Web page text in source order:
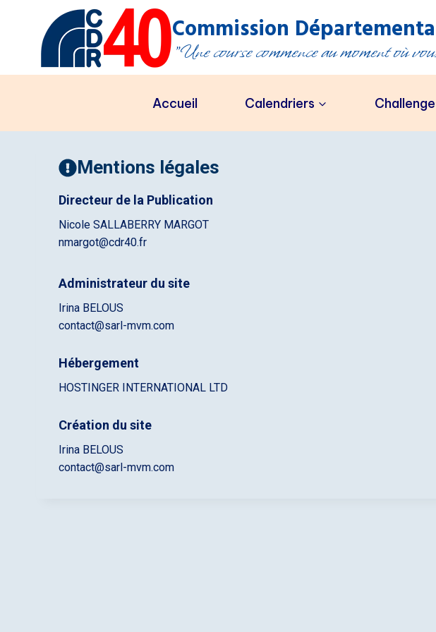
contenu
Commission
"Une course commence au moment où
Accueil Calendriers
Mentions légales
Directeur de la Publication
Nicole SALLABERRY MARGOT
nmargot@cdr40.fr
Administrateur du site
Irina BELOUS
contact@sarl-mvm.com
Hébergement
HOSTINGER INTERNATIONAL LTD
Création du site
Irina BELOUS
contact@sarl-mvm.com